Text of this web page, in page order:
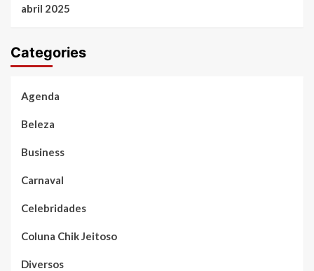
abril 2025
Categories
Agenda
Beleza
Business
Carnaval
Celebridades
Coluna Chik Jeitoso
Diversos